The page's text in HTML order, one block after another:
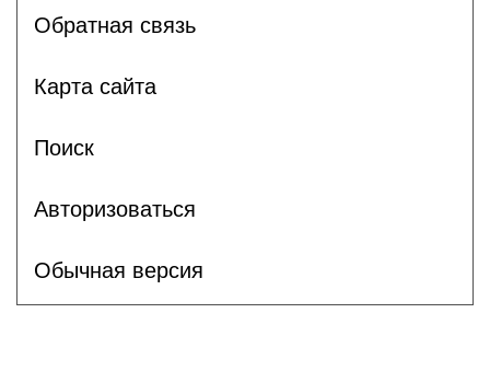
Обратная связь
Карта сайта
Поиск
Авторизоваться
Обычная версия